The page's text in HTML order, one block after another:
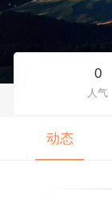
0
人气
动态